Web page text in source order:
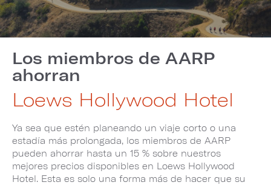
Los miembros de AARP ​​​​​​​
ahorran
Loews Hollywood Hotel
Ya sea que estén planeando un viaje corto o una
estadía más prolongada, los miembros de AARP
pueden ahorrar hasta un 15 % sobre nuestros
mejores precios disponibles en Loews Hollywood
Hotel. Esta es solo una forma más de hacer que su